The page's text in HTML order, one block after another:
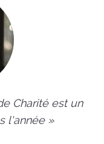
Charité est un
l'année »